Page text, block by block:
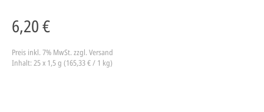
6,20 €
Preis inkl. 7% MwSt. zzgl. Versand
Inhalt: 25 x 1,5 g (165,33 € / 1 kg)